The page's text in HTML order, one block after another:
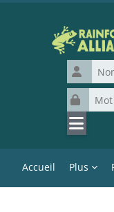
Nom
Mot de
Accueil Plus